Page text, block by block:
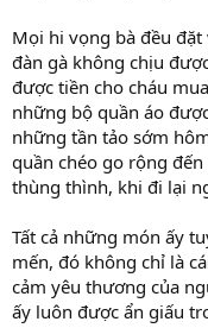
Mọi hi vọng bà đều
đàn gà không chịu
được tiền cho cháu
những bộ quần áo
những tần tảo sớm
quần chéo go rộng
thùng thình, khi đi lại
Tất cả những món ấy
mến, đó không chỉ là
cảm yêu thương của
ấy luôn được ẩn giấu